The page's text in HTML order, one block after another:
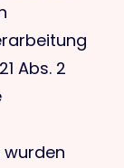
Abs. 2
wurden